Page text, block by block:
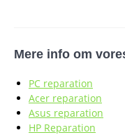
Mere info om
PC reparation
Acer reparation
Asus reparation
HP Reparation